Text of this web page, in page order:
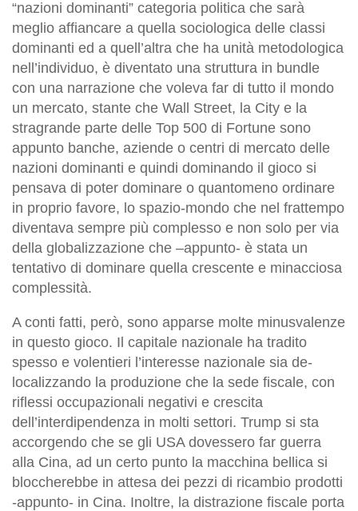
“nazioni dominanti” categoria politica che sarà
meglio affiancare a quella sociologica delle classi
dominanti ed a quell’altra che ha unità metodologica
nell’individuo, è diventato una struttura in bundle
con una narrazione che voleva far di tutto il mondo
un mercato, stante che Wall Street, la City e la
stragrande parte delle Top 500 di Fortune sono
appunto banche, aziende o centri di mercato delle
nazioni dominanti e quindi dominando il gioco si
pensava di poter dominare o quantomeno ordinare
in proprio favore, lo spazio-mondo che nel frattempo
diventava sempre più complesso e non solo per via
della globalizzazione che –appunto- è stata un
tentativo di dominare quella crescente e minacciosa
complessità.
A conti fatti, però, sono apparse molte minusvalenze
in questo gioco. Il capitale nazionale ha tradito
spesso e volentieri l’interesse nazionale sia de-
localizzando la produzione che la sede fiscale, con
riflessi occupazionali negativi e crescita
dell’interdipendenza in molti settori. Trump si sta
accorgendo che se gli USA dovessero far guerra
alla Cina, ad un certo punto la macchina bellica si
bloccherebbe in attesa dei pezzi di ricambio prodotti
-appunto- in Cina. Inoltre, la distrazione fiscale porta